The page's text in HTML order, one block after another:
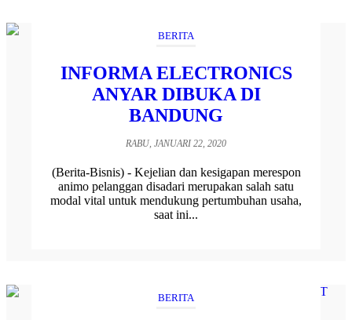
BERITA
INFORMA ELECTRONICS
ANYAR DIBUKA DI
BANDUNG
RABU, JANUARI 22, 2020
(Berita-Bisnis) - Kejelian dan kesigapan merespon
animo pelanggan disadari merupakan salah satu
modal vital untuk mendukung pertumbuhan usaha,
saat ini...
BERITA